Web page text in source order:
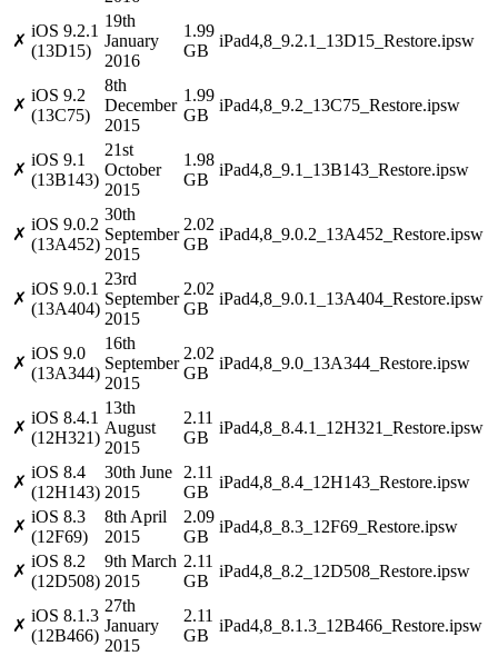
✗
iOS 9.2.1
(13D15)
19th
January
2016
1.99
GB
iPad4,8_9.2.1_13D15_Restore.ipsw
✗
iOS 9.2
(13C75)
8th
December
2015
1.99
GB
iPad4,8_9.2_13C75_Restore.ipsw
✗
iOS 9.1
(13B143)
21st
October
2015
1.98
GB
iPad4,8_9.1_13B143_Restore.ipsw
✗
iOS 9.0.2
(13A452)
30th
September
2015
2.02
GB
iPad4,8_9.0.2_13A452_Restore.ipsw
✗
iOS 9.0.1
(13A404)
23rd
September
2015
2.02
GB
iPad4,8_9.0.1_13A404_Restore.ipsw
✗
iOS 9.0
(13A344)
16th
September
2015
2.02
GB
iPad4,8_9.0_13A344_Restore.ipsw
✗
iOS 8.4.1
(12H321)
13th
August
2015
2.11
GB
iPad4,8_8.4.1_12H321_Restore.ipsw
✗
iOS 8.4
(12H143)
30th June
2015
2.11
GB
iPad4,8_8.4_12H143_Restore.ipsw
✗
iOS 8.3
(12F69)
8th April
2015
2.09
GB
iPad4,8_8.3_12F69_Restore.ipsw
✗
iOS 8.2
(12D508)
9th March
2015
2.11
GB
iPad4,8_8.2_12D508_Restore.ipsw
✗
iOS 8.1.3
(12B466)
27th
January
2015
2.11
GB
iPad4,8_8.1.3_12B466_Restore.ipsw